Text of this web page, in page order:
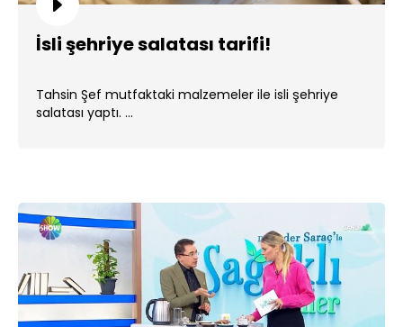
İsli şehriye salatası tarifi!
Tahsin Şef mutfaktaki malzemeler ile isli şehriye
salatası yaptı. ...